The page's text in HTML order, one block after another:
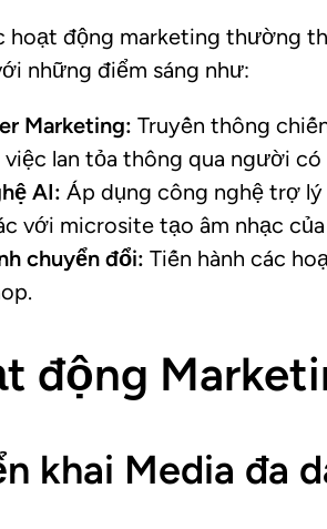
hoạt động marketing thường
những điểm sáng như:
Marketing: Truyền thông
việc lan tỏa thông qua người
AI: Áp dụng công nghệ trợ
với microsite tạo âm nhạc
chuyển đổi: Tiến hành các
động
khai Media đa